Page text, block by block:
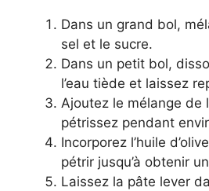
Dans un grand bol,
sel et le sucre.
Dans un petit bol,
l’eau tiède et laissez
Ajoutez le mélange de
pétrissez pendant
Incorporez l’huile
pétrir jusqu’à obtenir
Laissez la pâte lever